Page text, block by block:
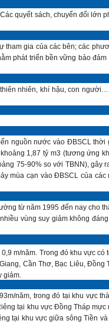
quyết sách, chuyển đổi lớn
gia của các bên; các
phát triển bền vững bảo
nhiên, khí hậu, con
nguồn nước vào ĐBSCL thời
1,87 tỷ m3 (tương ứng
75-90% so với TBNN), gây
mùa cạn vào ĐBSCL của
từ năm 1995 đến nay cho
vùng suy giảm không
m/năm. Trong đó khu vực
Cần Thơ, Bạc Liêu, Đồng
giảm.
năm, trong đó tại khu vực
tại khu vực Đồng Tháp
tại khu vực giữa sông Tiền